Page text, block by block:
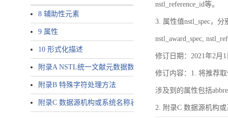
8 辅助性元素
9 属性
10 形式化描述
附录A NSTL统一文献元数据数据唯一标识符规则
附录B 特殊字符处理方法
附录C 数据源机构或系统名称表
nstl_reference_id等。
3. 属性值nstl_spec，分
nstl_award_spec,
修订日期：2021年2月1
修订内容：1. 将推荐
涉及到的属性包括
2. 附录C 数据源机构或